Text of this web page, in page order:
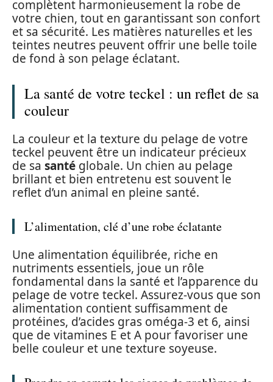
complètent harmonieusement la robe de
votre chien, tout en garantissant son confort
et sa sécurité. Les matières naturelles et les
teintes neutres peuvent offrir une belle toile
de fond à son pelage éclatant.
La santé de votre teckel : un reflet de sa
couleur
La couleur et la texture du pelage de votre
teckel peuvent être un indicateur précieux
de sa santé globale. Un chien au pelage
brillant et bien entretenu est souvent le
reflet d’un animal en pleine santé.
L’alimentation, clé d’une robe éclatante
Une alimentation équilibrée, riche en
nutriments essentiels, joue un rôle
fondamental dans la santé et l’apparence du
pelage de votre teckel. Assurez-vous que son
alimentation contient suffisamment de
protéines, d’acides gras oméga-3 et 6, ainsi
que de vitamines E et A pour favoriser une
belle couleur et une texture soyeuse.